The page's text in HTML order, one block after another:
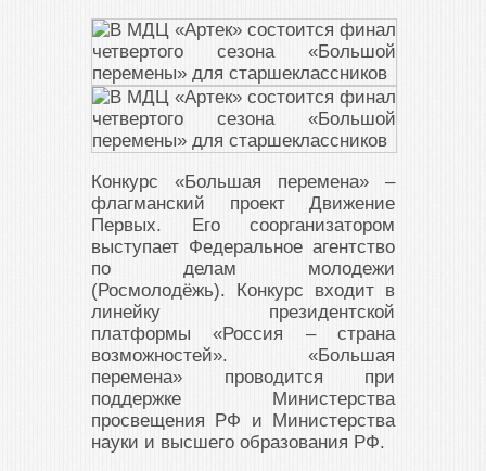
Конкурс «Большая перемена» –
флагманский проект Движение
Первых. Его соорганизатором
выступает Федеральное агентство
по делам молодежи
(Росмолодёжь). Конкурс входит в
линейку президентской
платформы «Россия – страна
возможностей». «Большая
перемена» проводится при
поддержке Министерства
просвещения РФ и Министерства
науки и высшего образования РФ.